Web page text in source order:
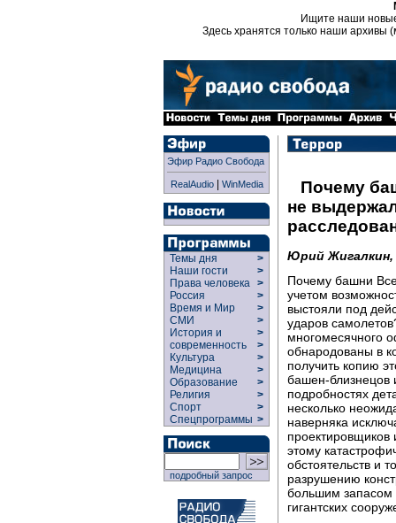
Ищите наши
Здесь хранятся только наши архивы
Эфир Радио Свобода
RealAudio| WinMedia
Темы дня
>
Наши гости
>
Права человека >
Россия
>
Время и Мир
>
СМИ
>
История и
современность
>
>
Культура
>
Медицина
>
Образование
>
Религия
>
Спорт
>
Спецпрограммы >
подробный запрос
Почему
не
Юрий Жигалкин,
Почему башни
учетом
выстояли под
ударов
многомесячного
обнародованы в
получить копию
башен-близнецов
подробностях
несколько
наверняка
проектировщиков
этому
обстоятельств и
разрушению
большим запасом
гигантских